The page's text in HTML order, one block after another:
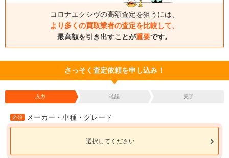
コロナエクシヴの高額査定を狙うには、
より多くの買取業者の査定を比較して、
最高額を引き出すことが重要です。
さっそく査定依頼を申し込み！
入力 確認 完了
必須 メーカー・車種・グレード
選択してください